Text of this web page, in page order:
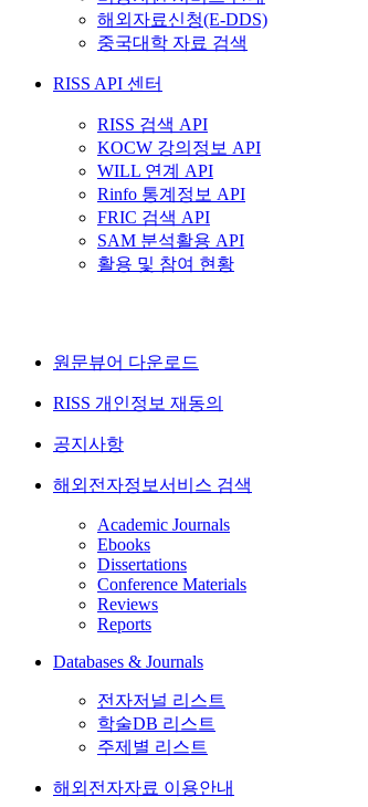
해외자료신청(E-DDS)
중국대학 자료 검색
RISS API 센터
RISS 검색 API
KOCW 강의정보 API
WILL 연계 API
Rinfo 통계정보 API
FRIC 검색 API
SAM 분석활용 API
활용 및 참여 현황
원문뷰어 다운로드
RISS 개인정보 재동의
공지사항
해외전자정보서비스 검색
Academic Journals
Ebooks
Dissertations
Conference Materials
Reviews
Reports
Databases & Journals
전자저널 리스트
학술DB 리스트
주제별 리스트
해외전자자료 이용안내